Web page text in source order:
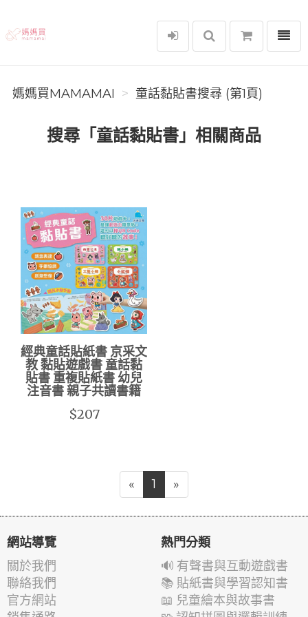
媽媽買MAMAMAI
選單
媽媽買MAMAMAI 童話黏貼書搜尋 (第1頁)
搜尋「童話黏貼書」相關商品
經典童話貼紙書 京采文
教 黏貼遊戲書 童話黏
貼書 重複貼紙書 幼兒
注音書 親子共讀書籍
$207
« 1 »
網站導覽
關於我們
聯絡我們
官方網站
熱門分類
🔊 有聲書與互動遊戲書
📚 貼紙書與學習認知書
📖 兒童繪本與故事書